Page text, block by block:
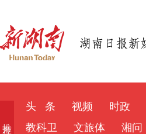
头 条 视频 时政
教科卫
文旅体 湘问